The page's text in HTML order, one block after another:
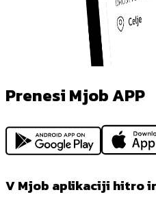
Prenesi Mjob APP
V Mjob aplikaciji hitro